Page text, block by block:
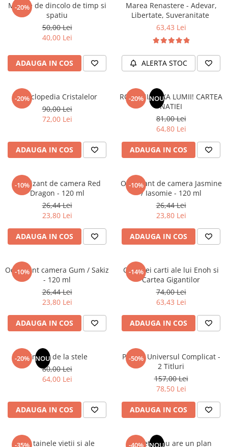
Terapii Alternative
AudioBook
Beletristica
Carti erotice
Adult
Crime, Thriller, Mistery
Literatura Romana
Literatura Universala
Poezie
Romane de dragoste, Carti
romantice
Senzatii/Dragoste
Senzatii/Erotic
Senzatii/Suspans
Senzatii/Thriller
SF & Fantasy
Teatru
Teens Book Club
Birotica & Papetarie
Articole Birotica
Accesorii Arhivare
Instrumente de scris
Seturi birotica
-20%
Mesaje de dincolo de timp si
spatiu
50,00 Lei
40,00 Lei
ADAUGA IN COS
Marea Renastere - Adevar,
Libertate, Suveranitate
63,43 Lei
ALERTA STOC
-20%
Enciclopedia Cristalelor
90,00 Lei
72,00 Lei
ADAUGA IN COS
-20% NOU
ROMANIA, AXA LUMII! CARTEA
NATIEI
81,00 Lei
64,80 Lei
ADAUGA IN COS
-10%
Odorizant de camera Red
Dragon - 120 ml
26,44 Lei
23,80 Lei
ADAUGA IN COS
-10%
Odorizant de camera Jasmine
/ Iasomie - 120 ml
26,44 Lei
23,80 Lei
ADAUGA IN COS
-10%
Odorizant camera Gum / Sakiz
- 120 ml
26,44 Lei
23,80 Lei
ADAUGA IN COS
-14%
Cele trei carti ale lui Enoh si
Cartea Gigantilor
74,00 Lei
63,43 Lei
ADAUGA IN COS
-20% NOU
Un dar de la stele
80,00 Lei
64,00 Lei
ADAUGA IN COS
-50%
Pachet Universul Complicat -
2 Titluri
157,00 Lei
78,50 Lei
ADAUGA IN COS
-35%
Din tainele vietii si ale
-40% NOU
Sufletul tau are un plan